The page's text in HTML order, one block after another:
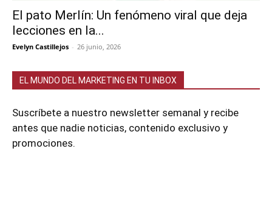
El pato Merlín: Un fenómeno viral que deja
lecciones en la...
Evelyn Castillejos - 26 junio, 2026
EL MUNDO DEL MARKETING EN TU INBOX
Suscríbete a nuestro newsletter semanal y recibe
antes que nadie noticias, contenido exclusivo y
promociones.